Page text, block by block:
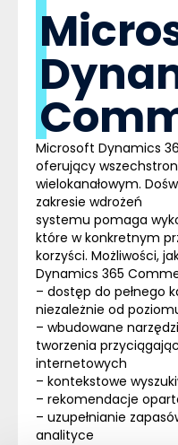
Microsoft Dynamics
oferujący
wielokanałowym.
zakresie wdrożeń
systemu pomaga
które w konkretnym
korzyści. Możliwości,
Dynamics 365
– dostęp do pełnego
niezależnie od
– wbudowane
tworzenia
internetowych
– kontekstowe
– rekomendacje
– uzupełnianie
analityce